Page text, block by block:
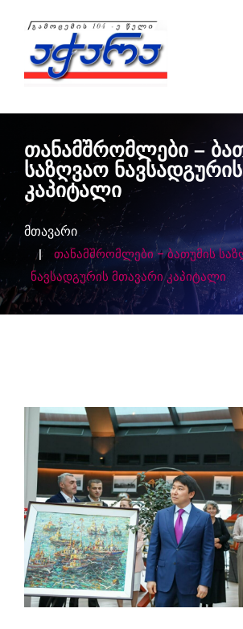
თანამშრომლები –
საზღვაო
კაპიტალი
მთავარი
თანამშრომლები – ბათუმის
ნავსადგურის მთავარი კაპიტალი